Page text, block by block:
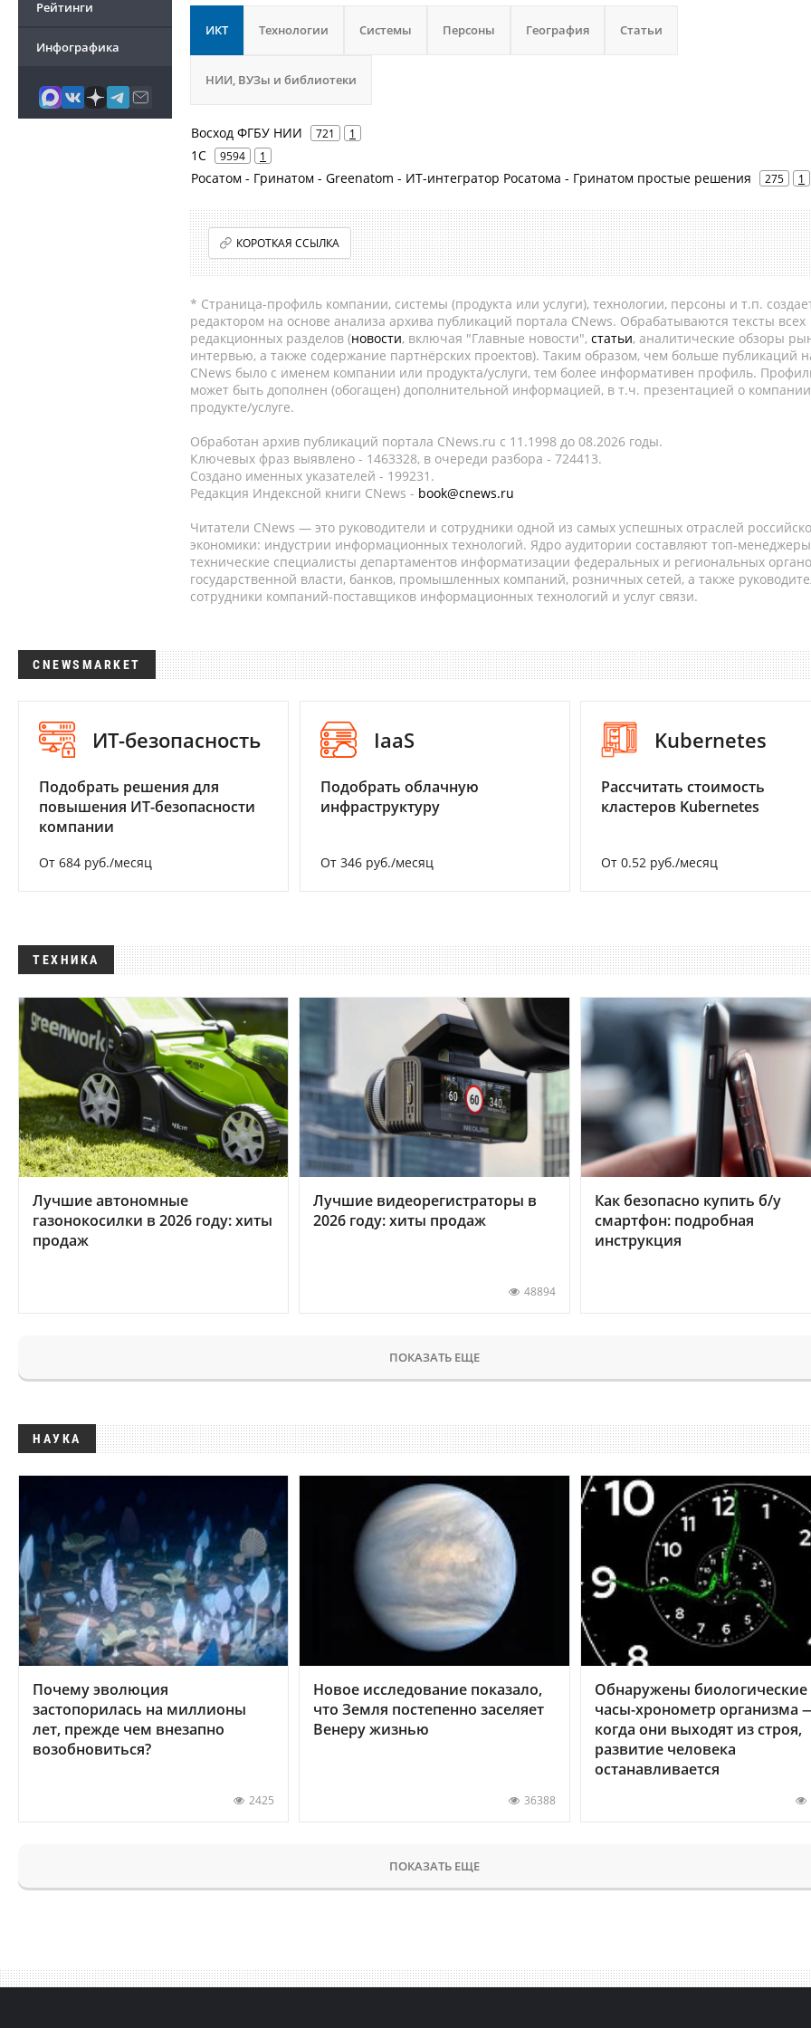
Рейтинги
Инфографика
ИКТ Технологии Системы Персоны География Статьи
НИИ, ВУЗы и библиотеки
Восход ФГБУ НИИ 721 1
1С 9594 1
Росатом - Гринатом - Greenatom - ИТ-интегратор Росатома - Гринатом простые решения 275 1
КОРОТКАЯ ССЫЛКА
* Страница-профиль компании, системы (продукта или услуги), технологии, персоны и т.п.
редактором на основе анализа архива публикаций портала CNews. Обрабатываются тексты всех
редакционных разделов (новости, включая "Главные новости", статьи, аналитические обзоры
интервью, а также содержание партнёрских проектов). Таким образом, чем больше публикаций
CNews было с именем компании или продукта/услуги, тем более информативен профиль.
может быть дополнен (обогащен) дополнительной информацией, в т.ч. презентацией о
продукте/услуге.
Обработан архив публикаций портала CNews.ru c 11.1998 до 08.2026 годы.
Ключевых фраз выявлено - 1463328, в очереди разбора - 724413.
Создано именных указателей - 199231.
Редакция Индексной книги CNews - book@cnews.ru
Читатели CNews — это руководители и сотрудники одной из самых успешных отраслей
экономики: индустрии информационных технологий. Ядро аудитории составляют топ-
технические специалисты департаментов информатизации федеральных и региональных
государственной власти, банков, промышленных компаний, розничных сетей, а также
сотрудники компаний-поставщиков информационных технологий и услуг связи.
CNEWSMARKET
ИТ-безопасность
Подобрать решения для
повышения ИТ-безопасности
компании
От 684 руб./месяц
IaaS
Подобрать облачную
инфраструктуру
От 346 руб./месяц
Kubernetes
Рассчитать стоимость
кластеров Kubernetes
От 0.52 руб./месяц
ТЕХНИКА
Лучшие автономные
газонокосилки в 2026 году: хиты
продаж
Лучшие видеорегистраторы в
2026 году: хиты продаж
48894
Как безопасно купить б/у
смартфон: подробная
инструкция
ПОКАЗАТЬ ЕЩЕ
НАУКА
Почему эволюция
застопорилась на миллионы
лет, прежде чем внезапно
возобновиться?
2425
Новое исследование показало,
что Земля постепенно заселяет
Венеру жизнью
36388
Обнаружены биологические
часы-хронометр организма
когда они выходят из строя,
развитие человека
останавливается
ПОКАЗАТЬ ЕЩЕ